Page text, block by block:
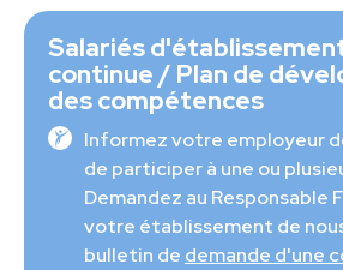
Salariés
continue / Plan de
des compétences
Informez votre employeur
de participer à une ou
Demandez au Responsable
votre établissement de
bulletin de demande d'une